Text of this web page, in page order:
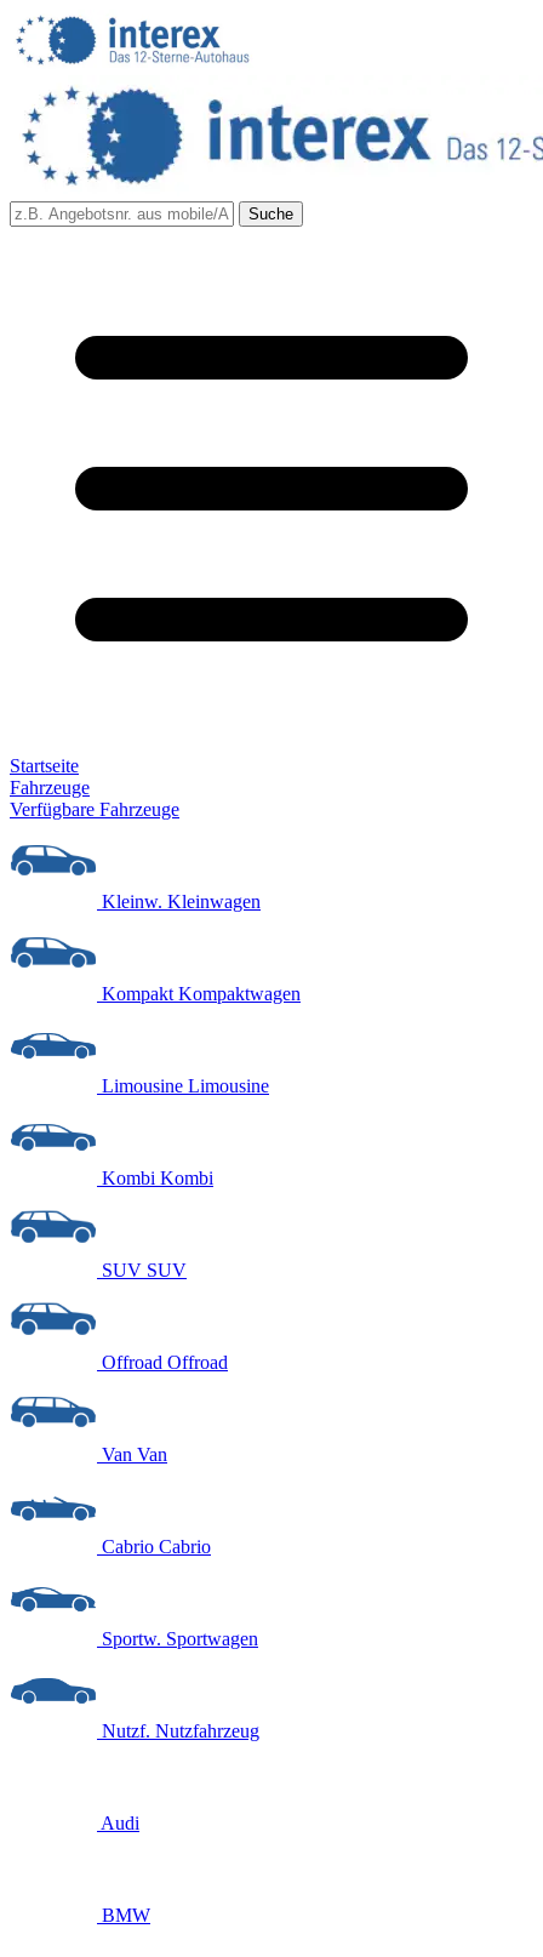
Suche
Startseite
Fahrzeuge
Verfügbare Fahrzeuge
Kleinw. Kleinwagen
Kompakt Kompaktwagen
Limousine Limousine
Kombi Kombi
SUV SUV
Offroad Offroad
Van Van
Cabrio Cabrio
Sportw. Sportwagen
Nutzf. Nutzfahrzeug
Audi
BMW